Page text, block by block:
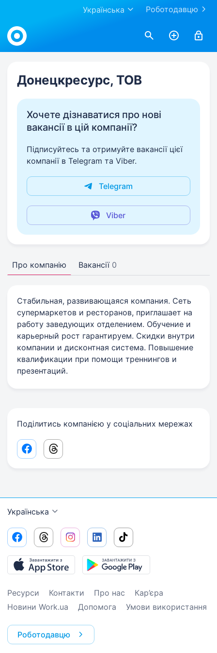
Роботодавцю
Українська
Work.ua
Донецкресурс, ТОВ
Хочете дізнаватися про нові
вакансії в цій компанії?
Підписуйтесь та отримуйте вакансії цієї
компанії в Telegram та Viber.
Telegram
Viber
Про компанію Вакансії 0
Стабильная, развивающаяся компания. Сеть
супермаркетов и ресторанов, приглашает на
работу заведующих отделением. Обучение и
карьерный рост гарантируем. Скидки внутри
компании и дисконтная система. Повышение
квалификации при помощи треннингов и
презентаций.
Поділитись компанією у соціальних мережах
Facebook share link
Threads share link
Українська
Ресурси Контакти Про нас
Кар’єра
Новини Work.ua
Допомога Умови використання
Роботодавцю